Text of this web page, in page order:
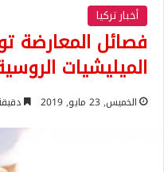
أخبار تركيا
فصائل المعارضة
الميليشيات
الخميس, 23 مايو, 2019